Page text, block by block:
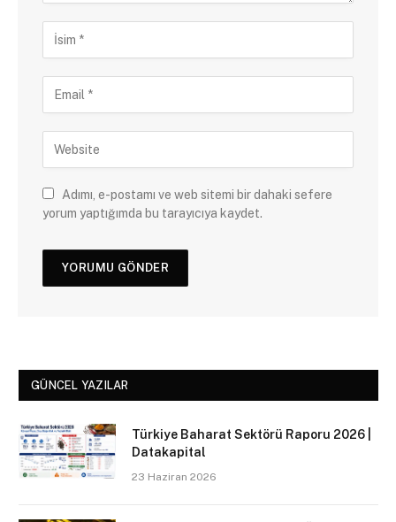
Adımı, e-postamı ve web sitemi bir dahaki sefere
yorum yaptığımda bu tarayıcıya kaydet.
GÜNCEL YAZILAR
Türkiye Baharat Sektörü Raporu 2026 |
Datakapital
23 Haziran 2026